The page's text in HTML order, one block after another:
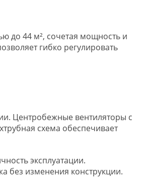
до 44 м², сочетая мощность и
гибко регулировать
Центробежные вентиляторы с
схема обеспечивает
эксплуатации.
без изменения конструкции.